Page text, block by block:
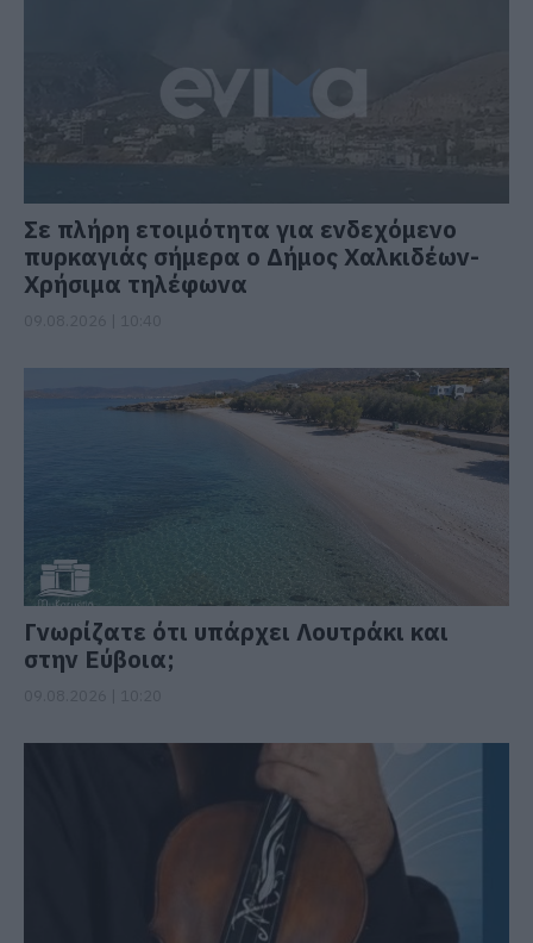
Σε πλήρη ετοιμότητα για ενδεχόμενο
πυρκαγιάς σήμερα ο Δήμος Χαλκιδέων-
Χρήσιμα τηλέφωνα
Γνωρίζατε ότι υπάρχει Λουτράκι και
στην Εύβοια;